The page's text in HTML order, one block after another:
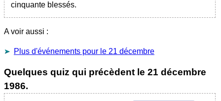
cinquante blessés.
A voir aussi :
Plus d'événements pour le 21 décembre
Quelques quiz qui précèdent le 21 décembre
1986.